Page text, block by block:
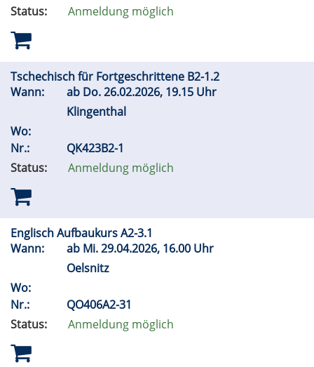
Status:
Anmeldung möglich
Tschechisch für Fortgeschrittene B2-1.2
Wann:
ab Do.26.02.2026, 19.15 Uhr
Klingenthal
Wo:
Nr.:
QK423B2-1
Status:
Anmeldung möglich
Englisch Aufbaukurs A2-3.1
Wann:
ab Mi.29.04.2026, 16.00 Uhr
Oelsnitz
Wo:
Nr.:
QO406A2-31
Status:
Anmeldung möglich